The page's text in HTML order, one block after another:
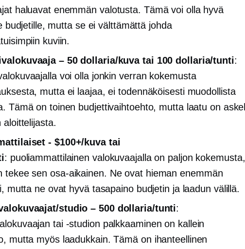
haluavat enemmän valotusta. Tämä voi olla hyvä
budjetille, mutta se ei välttämättä johda
kuviin.
– 50 dollaria/kuva tai 100 dollaria/tunti:
voi olla jonkin verran kokemusta
mutta ei laajaa, ei todennäköisesti muodollista
Tämä on toinen budjettivaihtoehto, mutta laatu on askel
aloittelijasta.
- $100+/kuva tai
: puoliammattilainen valokuvaajalla on paljon kokemusta,
tekee sen osa-aikainen. Ne ovat hieman enemmän
mutta ne ovat hyvä tasapaino budjetin ja laadun välillä.
studio – 500 dollaria/tunti:
tai -studion palkkaaminen on kallein
mutta myös laadukkain. Tämä on ihanteellinen